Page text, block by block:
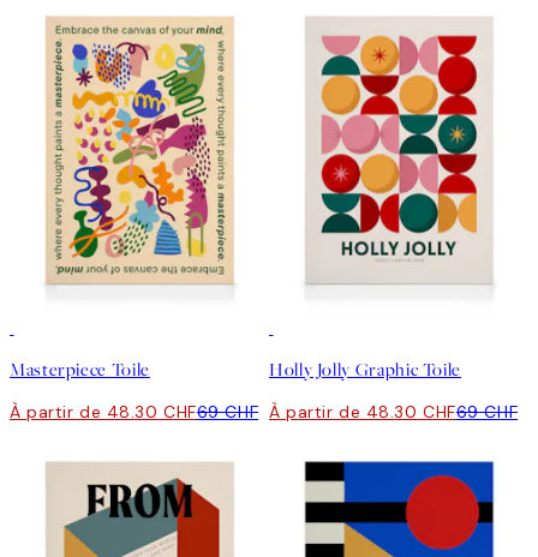
Masterpiece Toile
À partir de 48.30 CHF69 CHF
Holly Jolly Graphic Toile
À partir de 48.30 CHF69 CHF